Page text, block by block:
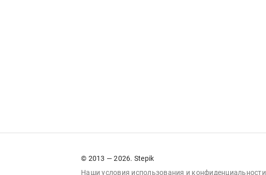
© 2013 — 2026. Stepik
Наши условия использования и конфиденциальности